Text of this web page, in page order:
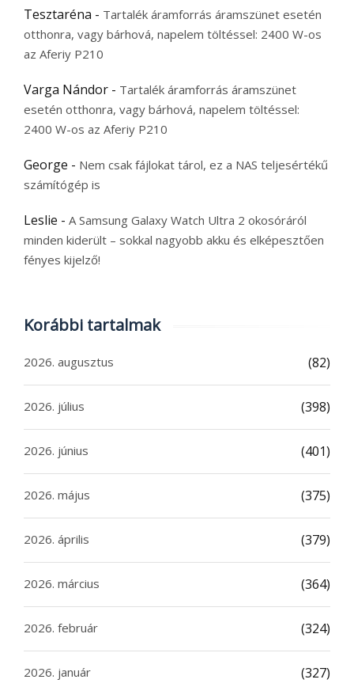
Tesztaréna - Tartalék áramforrás áramszünet esetén
otthonra, vagy bárhová, napelem töltéssel: 2400 W-os
az Aferiy P210
Varga Nándor - Tartalék áramforrás áramszünet
esetén otthonra, vagy bárhová, napelem töltéssel:
2400 W-os az Aferiy P210
George - Nem csak fájlokat tárol, ez a NAS teljesértékű
számítógép is
Leslie - A Samsung Galaxy Watch Ultra 2 okosóráról
minden kiderült – sokkal nagyobb akku és elképesztően
fényes kijelző!
Korábbi tartalmak
2026. augusztus (82)
2026. július (398)
2026. június (401)
2026. május (375)
2026. április (379)
2026. március (364)
2026. február (324)
2026. január (327)